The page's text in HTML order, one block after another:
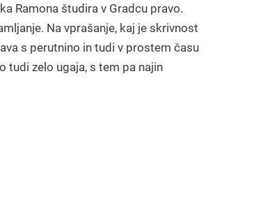
Ramona študira v Gradcu pravo.
Na vprašanje, kaj je skrivnost
s perutnino in tudi v prostem času
tudi zelo ugaja, s tem pa najin